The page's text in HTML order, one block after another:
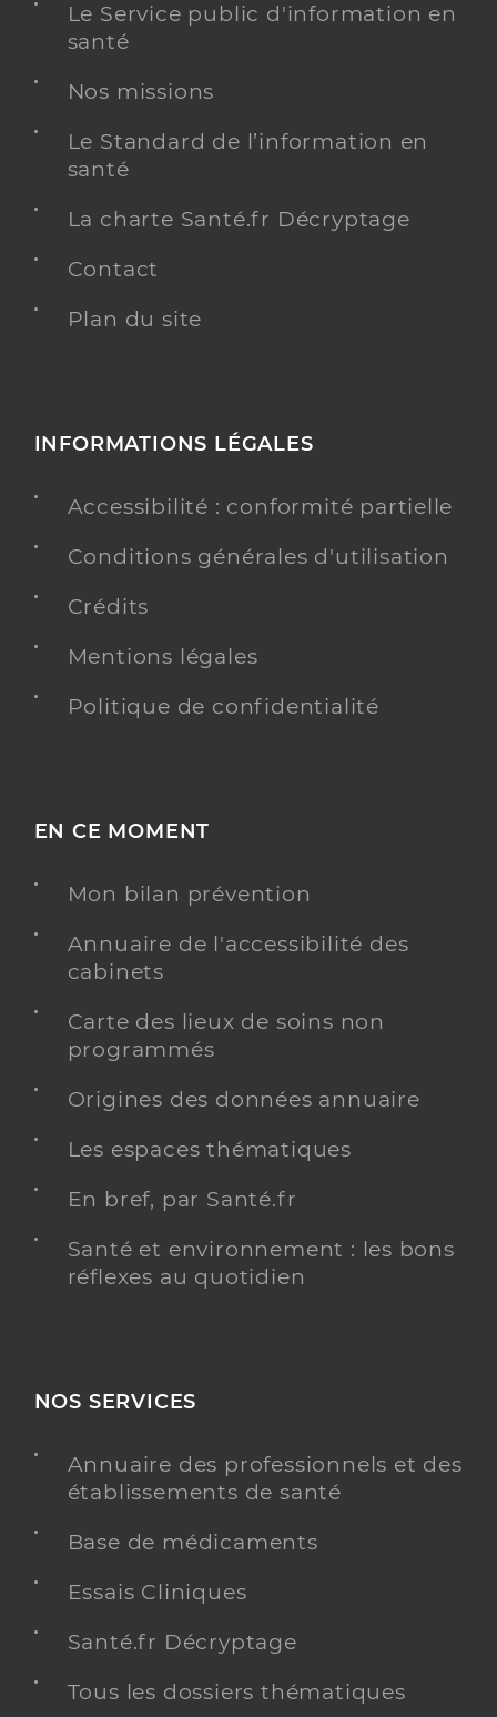
Le Service public d'information en
santé
Nos missions
Le Standard de l’information en
santé
La charte Santé.fr Décryptage
Contact
Plan du site
INFORMATIONS LÉGALES
Accessibilité : conformité partielle
Conditions générales d'utilisation
Crédits
Mentions légales
Politique de confidentialité
EN CE MOMENT
Mon bilan prévention
Annuaire de l'accessibilité des
cabinets
Carte des lieux de soins non
programmés
Origines des données annuaire
Les espaces thématiques
En bref, par Santé.fr
Santé et environnement : les bons
réflexes au quotidien
NOS SERVICES
Annuaire des professionnels et des
établissements de santé
Base de médicaments
Essais Cliniques
Santé.fr Décryptage
Tous les dossiers thématiques